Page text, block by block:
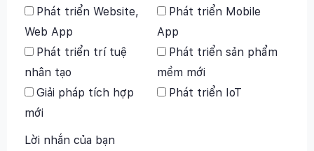
Phát triển Website,
Web App
Phát triển Mobile
App
Phát triển trí tuệ
nhân tạo
Phát triển sản phẩm
mềm mới
Giải pháp tích hợp
mới
Phát triển IoT
Lời nhắn của bạn